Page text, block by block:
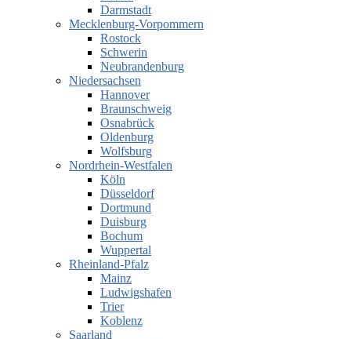
Darmstadt
Mecklenburg-Vorpommern
Rostock
Schwerin
Neubrandenburg
Niedersachsen
Hannover
Braunschweig
Osnabrück
Oldenburg
Wolfsburg
Nordrhein-Westfalen
Köln
Düsseldorf
Dortmund
Duisburg
Bochum
Wuppertal
Rheinland-Pfalz
Mainz
Ludwigshafen
Trier
Koblenz
Saarland